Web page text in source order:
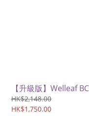
【升級版】Welleaf
HK$2,148.00
HK$1,750.00